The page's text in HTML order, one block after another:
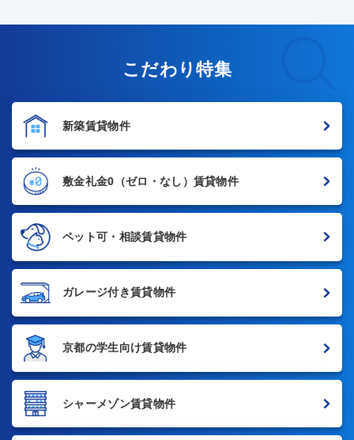
こだわり特集
新築賃貸物件
敷金礼金0 （ゼロ・なし）賃貸物件
ペット可・相談賃貸物件
ガレージ付き賃貸物件
京都の学生向け賃貸物件
シャーメゾン賃貸物件